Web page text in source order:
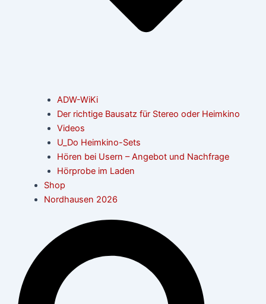
ADW-WiKi
Der richtige Bausatz für Stereo oder Heimkino
Videos
U_Do Heimkino-Sets
Hören bei Usern – Angebot und Nachfrage
Hörprobe im Laden
Shop
Nordhausen 2026